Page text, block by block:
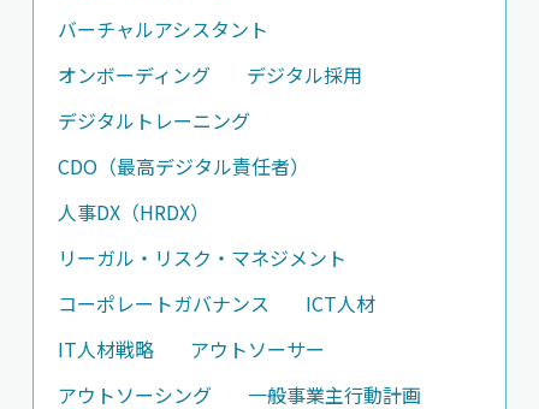
バーチャルアシスタント
オンボーディング
デジタル採用
デジタルトレーニング
CDO（最高デジタル責任者）
人事DX（HRDX）
リーガル・リスク・マネジメント
コーポレートガバナンス
ICT人材
IT人材戦略
アウトソーサー
アウトソーシング
一般事業主行動計画